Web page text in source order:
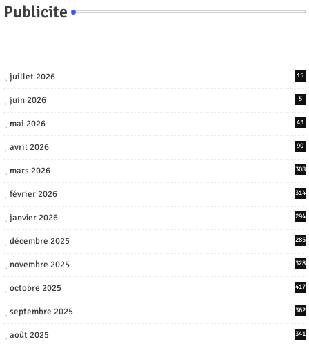
Publicite
juillet 2026 15
juin 2026 5
mai 2026 43
avril 2026 90
mars 2026 308
février 2026 314
janvier 2026 294
décembre 2025 285
novembre 2025 328
octobre 2025 417
septembre 2025 362
août 2025 341